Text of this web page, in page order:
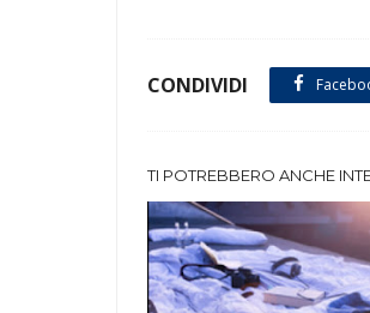
CONDIVIDI
TI POTREBBERO ANCHE